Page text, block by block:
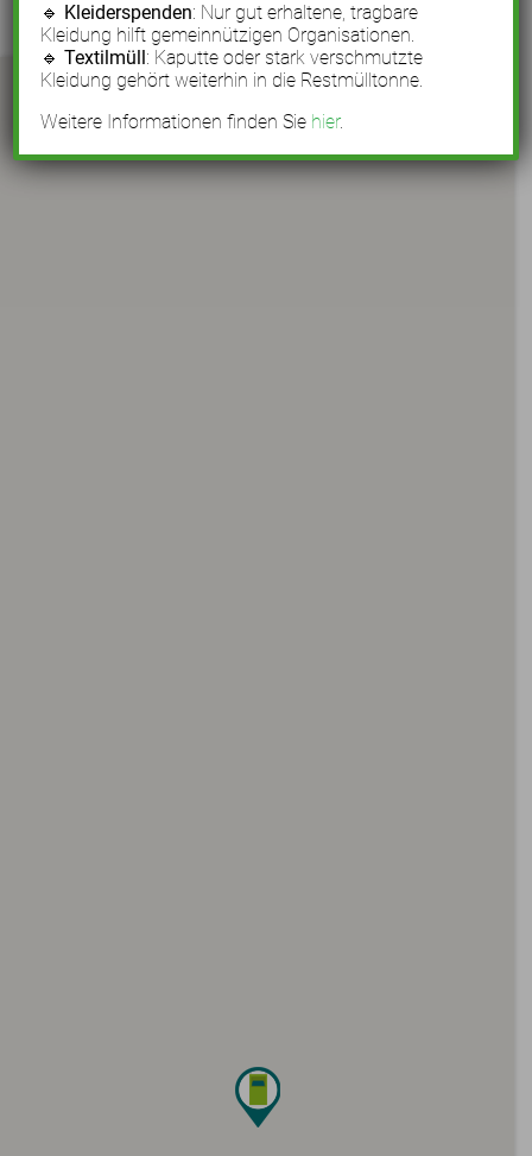
🔹 Kleiderspenden: Nur gut erhaltene, tragbare
Kleidung hilft gemeinnützigen Organisationen.
🔹Textilmüll: Kaputte oder stark verschmutzte
Kleidung gehört weiterhin in die Restmülltonne.
Weitere Informationen finden Sie hier.